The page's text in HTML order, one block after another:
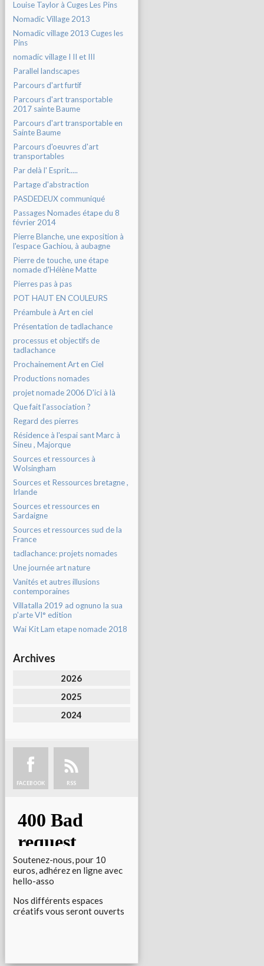
Louise Taylor à Cuges Les Pins
Nomadic Village 2013
Nomadic village 2013 Cuges les
Pins
nomadic village I II et III
Parallel landscapes
Parcours d'art furtif
Parcours d'art transportable
2017 sainte Baume
Parcours d'art transportable en
Sainte Baume
Parcours d'oeuvres d'art
transportables
Par delà l' Esprit.....
Partage d'abstraction
PASDEDEUX communiqué
Passages Nomades étape du 8
février 2014
Pierre Blanche, une exposition à
l'espace Gachiou, à aubagne
Pierre de touche, une étape
nomade d'Hélène Matte
Pierres pas à pas
POT HAUT EN COULEURS
Préambule à Art en ciel
Présentation de tadlachance
processus et objectifs de
tadlachance
Prochainement Art en Ciel
Productions nomades
projet nomade 2006 D'ici à là
Que fait l'association ?
Regard des pierres
Résidence à l'espai sant Marc à
Sineu , Majorque
Sources et ressources à
Wolsingham
Sources et Ressources bretagne ,
Irlande
Sources et ressources en
Sardaigne
Sources et ressources sud de la
France
tadlachance: projets nomades
Une journée art nature
Vanités et autres illusions
contemporaines
Villatalla 2019 ad ognuno la sua
p'arte VI° edition
Wai Kit Lam etape nomade 2018
Archives
2026
2025
2024
FACEBOOK RSS
Soutenez-nous, pour 10
euros, adhérez en ligne avec
hello-asso
Nos différents espaces
créatifs vous seront ouverts